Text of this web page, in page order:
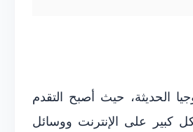
الحديثة، حيث أصبح التقدم
كبير على الإنترنت ووسائل